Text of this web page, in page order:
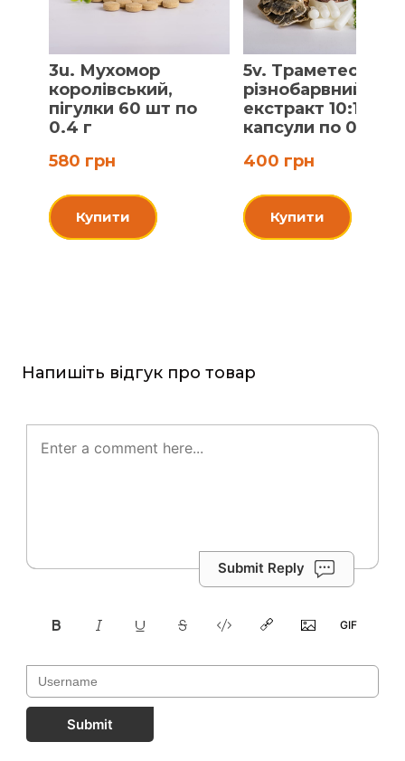
3u. Мухомор
королівський,
пігулки 60 шт по
0.4 г
580 грн
Купити
5v. Траметес
різнобарвний,
екстракт 10:1,
капсули по 0.5 г
400 грн
Купити
Напишіть відгук про товар
Submit Reply
Submit